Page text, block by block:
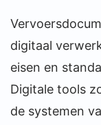
digitaal
eisen en
Digitale tools
de systemen